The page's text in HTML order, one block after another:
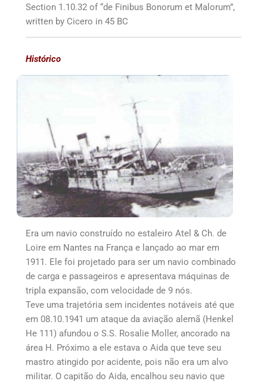
Section 1.10.32 of “de Finibus Bonorum et Malorum”,
written by Cicero in 45 BC
Histórico
Era um navio construído no estaleiro Atel & Ch. de
Loire em Nantes na França e lançado ao mar em
1911. Ele foi projetado para ser um navio combinado
de carga e passageiros e apresentava máquinas de
tripla expansão, com velocidade de 9 nós.
Teve uma trajetória sem incidentes notáveis até que
em 08.10.1941 um ataque da aviação alemã (Henkel
He 111) afundou o S.S. Rosalie Moller, ancorado na
área H. Próximo a ele estava o Aida que teve seu
mastro atingido por acidente, pois não era um alvo
militar. O capitão do Aida, encalhou seu navio que